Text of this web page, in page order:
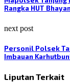
Rangka HUT
next post
Personil Polsek
Imbauan
Liputan Terkait